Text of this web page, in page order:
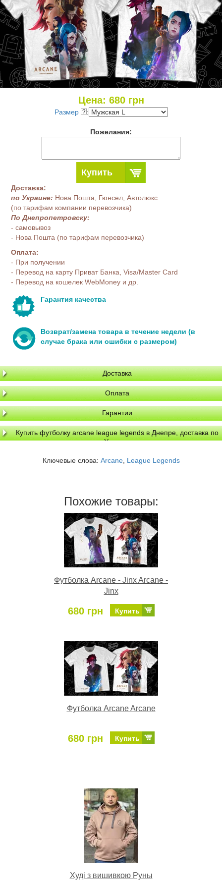
Цена: 680грн
Размер :
Пожелания:
Купить
Доставка:
по Украине: Нова Пошта, Гюнсел, Автолюкс
(по тарифам компании перевозчика)
По Днепропетровску:
- самовывоз
- Нова Пошта (по тарифам перевозчика)
Оплата:
- При получении
- Перевод на карту Приват Банка, Visa/Master Card
- Перевод на кошелек WebMoney и др.
Гарантия качества
Возврат/замена товара в течение недели (в
случае брака или ошибки с размером)
Доставка
Оплата
Гарантии
Купить футболку arcane league legends в Днепре, доставка по
Украине
Ключевые слова: Arcane, League Legends
Похожие товары:
Футболка Arcane - Jinx Arcane -
Jinx
680 грн Купить
Футболка Arcane Arcane
680 грн Купить
Худі з вишивкою Руны